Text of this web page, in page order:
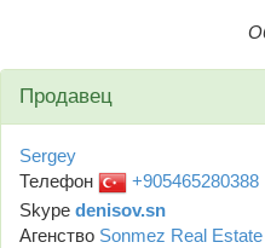
Продавец
Sergey
Телефон
+905465280388
Skype denisov.sn
Агенство Sonmez Real